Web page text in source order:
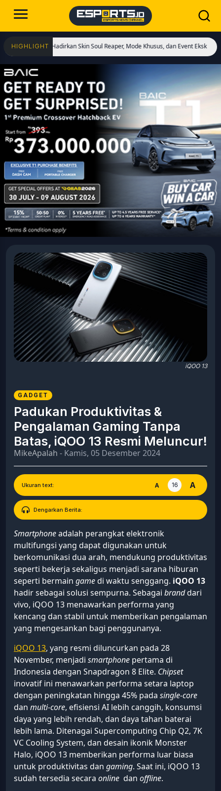
HIGHLIGHT
Hadirkan Skin Soul Reaper, Mode Khusus, dan Event Eksklusif!
iQOO 13
GADGET
Padukan Produktivitas &
Pengalaman Gaming Tanpa
Batas, iQOO 13 Resmi Meluncur!
MikeApalah - Kamis, 05 Desember 2024
Ukuran text: A 16 A
Dengarkan Berita:
Smartphoneadalah perangkat elektronik
multifungsi yang dapat digunakan untuk
berkomunikasi dua arah, mendukung produktivitas
seperti bekerja sekaligus menjadi sarana hiburan
seperti bermain gamedi waktu senggang. iQOO 13
hadir sebagai solusi sempurna. Sebagai branddari
vivo, iQOO 13 menawarkan performa yang
kencang dan stabil untuk memberikan pengalaman
yang mengesankan bagi penggunanya.
iQOO 13, yang resmi diluncurkan pada 28
November, menjadi smartphone pertama di
Indonesia dengan Snapdragon 8 Elite. Chipset
inovatif ini menawarkan performa setara laptop
dengan peningkatan hingga 45% pada single-core
dan multi-core, efisiensi AI lebih canggih, konsumsi
daya yang lebih rendah, dan daya tahan baterai
lebih lama. Ditenagai Supercomputing Chip Q2, 7K
VC Cooling System, dan desain ikonik Monster
Halo, iQOO 13 memberikan performa luar biasa
untuk produktivitas dan gaming. Saat ini, iQOO 13
sudah tersedia secara online dan offline.